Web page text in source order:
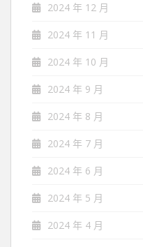
2024 年 12 月
2024 年 11 月
2024 年 10 月
2024 年 9 月
2024 年 8 月
2024 年 7 月
2024 年 6 月
2024 年 5 月
2024 年 4 月